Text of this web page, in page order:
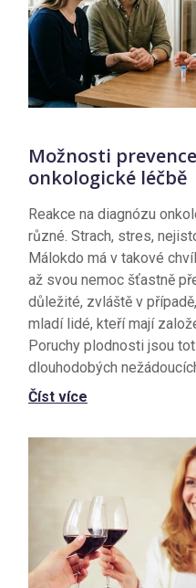
Možnosti
onkologické léčbě
Reakce na diagnózu
různé. Strach, stres,
Málokdo má v takové
až svou nemoc šťastně
důležité, zvláště v
mladí lidé, kteří mají
Poruchy plodnosti jsou
dlouhodobých
Číst více